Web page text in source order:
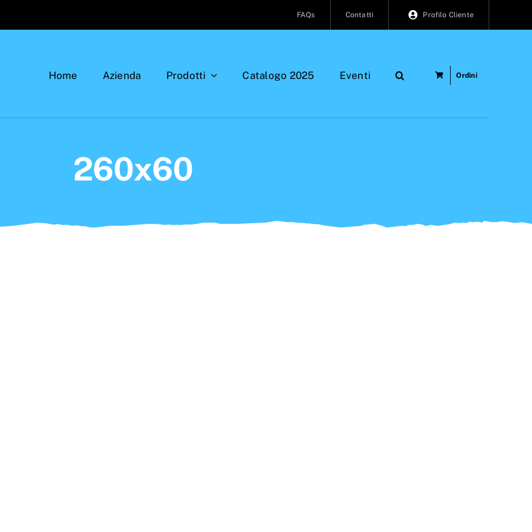
FAQs Contatti Profilo Cliente
Home Azienda Prodotti Catalogo 2025 Eventi Ordini
260x60